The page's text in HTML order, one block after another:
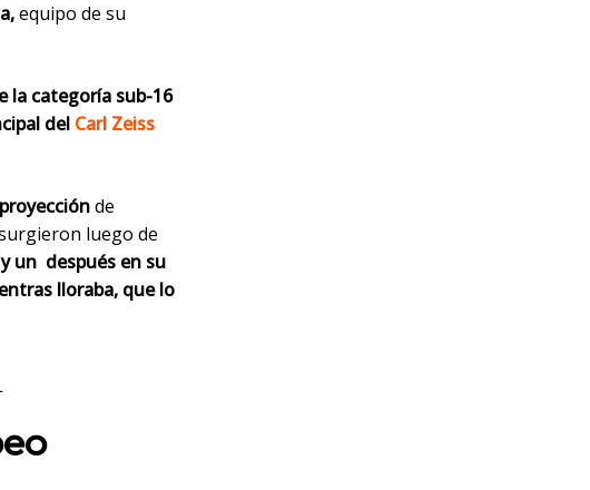
equipo de su
la categoría sub-16
del Carl Zeiss
de
luego de
un después en su
lloraba, que lo